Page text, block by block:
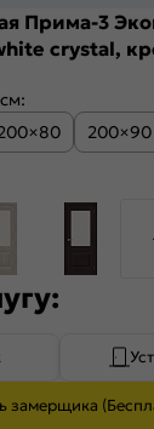
Прима-3
сrystal,
200×90
замерщика